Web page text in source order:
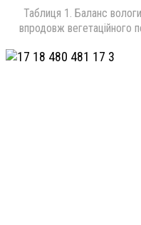
Таблиця 1. Баланс
впродовж вегетаційного